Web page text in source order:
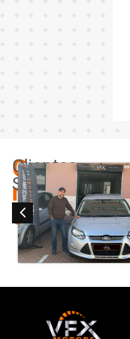
Os
nossos
clientes
Clientes
Satisfeitos